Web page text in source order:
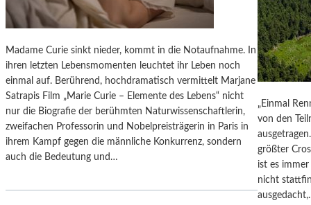
P
.
1
1
3
–
E
I
N
E
G
E
O
N
S
A
B
I
N
A
S
A
D
O
Madame Curie sinkt nieder, kommt in die Notaufnahme. In
ihren letzten Lebensmomenten leuchtet ihr Leben noch
einmal auf. Berührend, hochdramatisch vermittelt Marjane
Satrapis Film „Marie Curie – Elemente des Lebens“ nicht
nur die Biografie der berühmten Naturwissenschaftlerin,
zweifachen Professorin und Nobelpreisträgerin in Paris in
ihrem Kampf gegen die männliche Konkurrenz, sondern
auch die Bedeutung und…
„Einmal
von den
größter
ist es
nicht